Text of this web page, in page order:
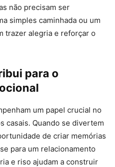
não precisam ser
simples caminhada ou um
trazer alegria e reforçar o
para o
um papel crucial no
casais. Quando se divertem
de criar memórias
para um relacionamento
e riso ajudam a construir